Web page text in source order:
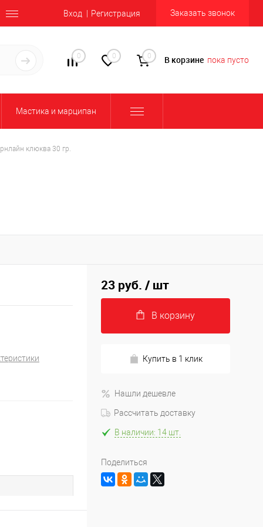
Вход Регистрация Заказать звонок
0 0 0 В корзине пока пусто
Мастика и марципан
клюква 30 гр.
23 руб. / шт
В корзину
Купить в 1 клик
Нашли дешевле
Рассчитать доставку
В наличии: 14 шт.
Поделиться